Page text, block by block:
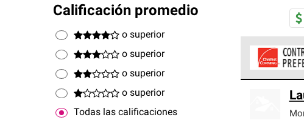
Calificación promedio
o superior
o superior
o superior
o superior
Todas las calificaciones
cumplen